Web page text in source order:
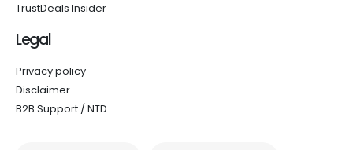
TrustDeals Insider
Legal
Privacy policy
Disclaimer
B2B Support / NTD